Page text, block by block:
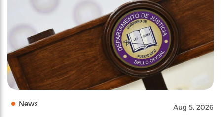
News Aug 5, 2026